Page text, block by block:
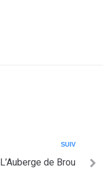
SUIV
L’Auberge de Brou